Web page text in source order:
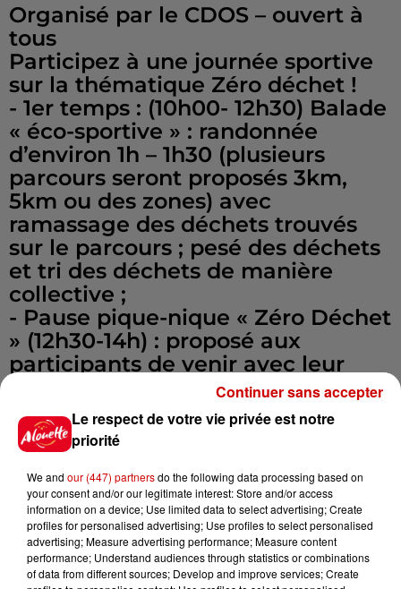
Organisé par le CDOS – ouvert à
tous
Participez à une journée sportive
sur la thématique Zéro déchet !
- 1er temps : (10h00- 12h30) Balade
« éco-sportive » : randonnée
d’environ 1h – 1h30 (plusieurs
parcours seront proposés 3km,
5km ou des zones) avec
ramassage des déchets trouvés
sur le parcours ; pesé des déchets
et tri des déchets de manière
collective ;
- Pause pique-nique « Zéro Déchet
» (12h30-14h) : proposé aux
participants de venir avec leur
pique-nique en les incitant à ce
qu’il soit « zéro déchet » puis un
temps d’échange autour de la
thématique des emballages sera
proposé ;
- 2ème temps (14h-16h30) :
Sensibilisation et initiation au «
Sport santé » et au
«développement durable » :
Le respect de votre vie privée est notre
priorité
We and our (447) partnersdo the following data processing based on
your consent and/or our legitimate interest: Store and/or access
information on a device; Use limited data to select advertising; Create
profiles for personalised advertising; Use profiles to select personalised
advertising; Measure advertising performance; Measure content
performance; Understand audiences through statistics or combinations
of data from different sources; Develop and improve services; Create
Continuer sans accepter